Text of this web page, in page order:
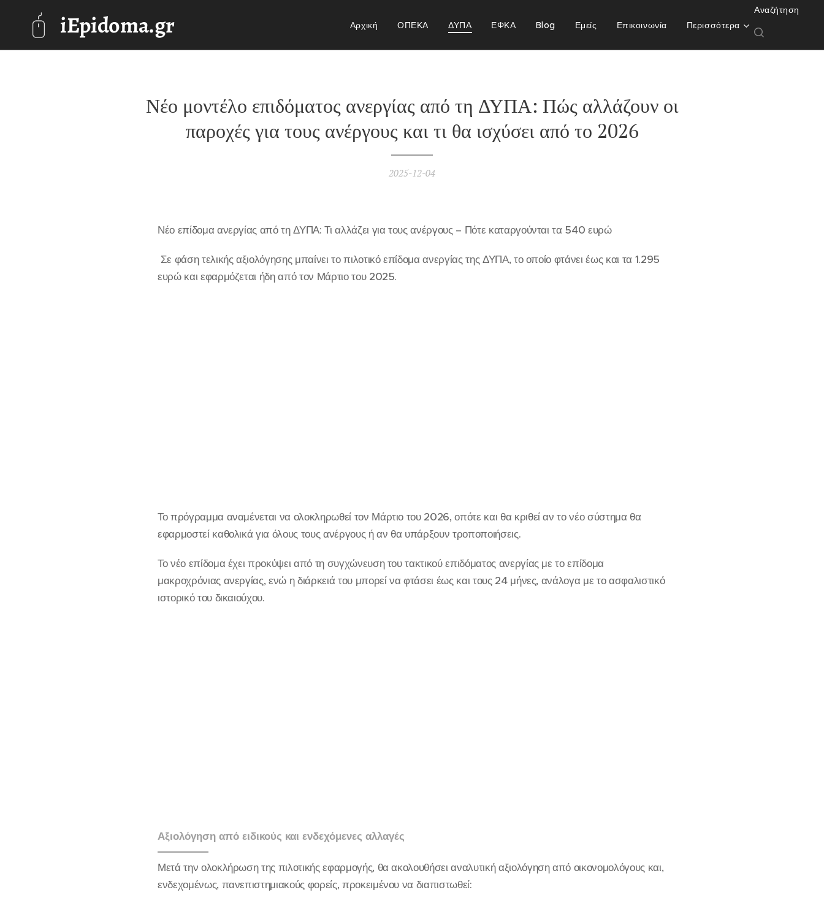
iEpidoma.gr Αρχική ΟΠΕΚΑ ΔΥΠΑ ΕΦΚΑ Blog Εμείς Επικοινωνία Περισσότερα
Αναζήτηση
Νέο μοντέλο επιδόματος ανεργίας από τη ΔΥΠΑ: Πώς αλλάζουν οι
παροχές για τους ανέργους και τι θα ισχύσει από το 2026
2025-12-04
Νέο επίδομα ανεργίας από τη ΔΥΠΑ: Τι αλλάζει για τους ανέργους – Πότε καταργούνται τα 540 ευρώ
Σε φάση τελικής αξιολόγησης μπαίνει το πιλοτικό επίδομα ανεργίας της ΔΥΠΑ, το οποίο φτάνει έως και τα 1.295
ευρώ και εφαρμόζεται ήδη από τον Μάρτιο του 2025.
Το πρόγραμμα αναμένεται να ολοκληρωθεί τον Μάρτιο του 2026, οπότε και θα κριθεί αν το νέο σύστημα θα
εφαρμοστεί καθολικά για όλους τους ανέργους ή αν θα υπάρξουν τροποποιήσεις.
Το νέο επίδομα έχει προκύψει από τη συγχώνευση του τακτικού επιδόματος ανεργίας με το επίδομα
μακροχρόνιας ανεργίας, ενώ η διάρκειά του μπορεί να φτάσει έως και τους 24 μήνες, ανάλογα με το ασφαλιστικό
ιστορικό του δικαιούχου.
Αξιολόγηση από ειδικούς και ενδεχόμενες αλλαγές
Μετά την ολοκλήρωση της πιλοτικής εφαρμογής, θα ακολουθήσει αναλυτική αξιολόγηση από οικονομολόγους και,
ενδεχομένως, πανεπιστημιακούς φορείς, προκειμένου να διαπιστωθεί: